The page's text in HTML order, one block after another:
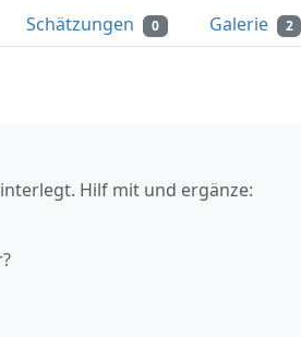
Schätzungen 0 Galerie 2
Hilf mit und ergänze: